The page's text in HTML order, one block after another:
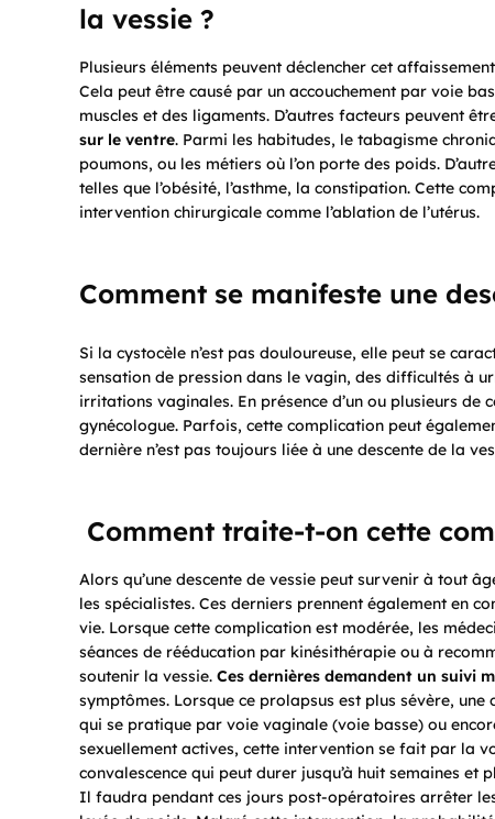
la vessie ?
Plusieurs éléments peuvent déclencher cet
Cela peut être causé par un accouchement par voie
muscles et des ligaments. D’autres facteurs peuvent
sur le ventre. Parmi les habitudes, le tabagisme
poumons, ou les métiers où l’on porte des poids.
telles que l’obésité, l’asthme, la constipation. Cette
intervention chirurgicale comme l’ablation de l’utérus.
Comment se manifeste une
Si la cystocèle n’est pas douloureuse, elle peut se
sensation de pression dans le vagin, des difficultés à
irritations vaginales. En présence d’un ou plusieurs
gynécologue. Parfois, cette complication peut
dernière n’est pas toujours liée à une descente de la
Comment traite-t-on cette
Alors qu’une descente de vessie peut survenir à tout
les spécialistes. Ces derniers prennent également en
vie. Lorsque cette complication est modérée, les
séances de rééducation par kinésithérapie ou à
soutenir la vessie. Ces dernières demandent un suivi
symptômes. Lorsque ce prolapsus est plus sévère,
qui se pratique par voie vaginale (voie basse) ou
sexuellement actives, cette intervention se fait par la
convalescence qui peut durer jusqu’à huit semaines
Il faudra pendant ces jours post-opératoires arrêter